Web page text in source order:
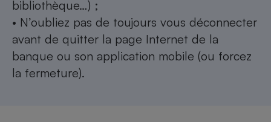
bibliothèque…) ;
• N’oubliez pas de toujours vous déconnecter
avant de quitter la page Internet de la
banque ou son application mobile (ou forcez
la fermeture).